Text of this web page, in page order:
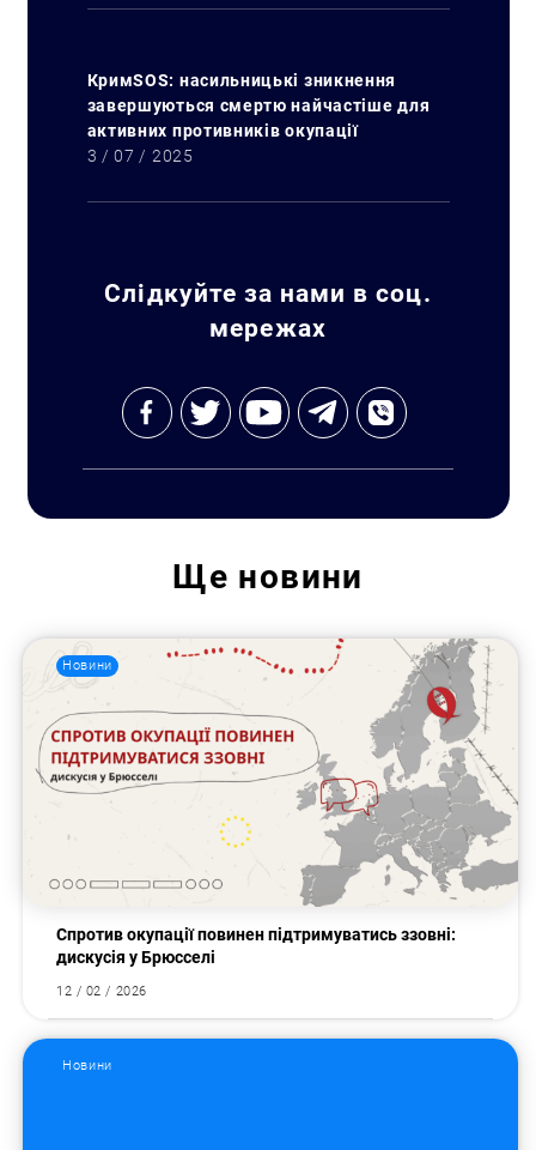
КримSOS: насильницькі зникнення
завершуються смертю найчастіше для
активних противників окупації
3 / 07 / 2025
Слідкуйте за нами в соц.
мережах
Ще новини
Новини
Спротив окупації повинен підтримуватись ззовні:
дискусія у Брюсселі
12 / 02 / 2026
Новини